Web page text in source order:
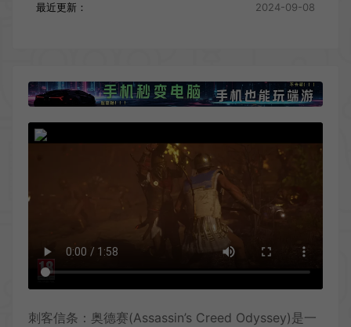
最近更新： 2024-09-08
刺客信条：奥德赛(Assassin’s Creed Odyssey)是一